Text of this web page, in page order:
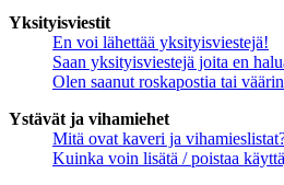
Yksityisviestit
En voi lähettää yksityisviestejä!
Saan yksityisviestejä joita en
Olen saanut roskapostia tai
Ystävät ja vihamiehet
Mitä ovat kaveri ja
Kuinka voin lisätä / poistaa